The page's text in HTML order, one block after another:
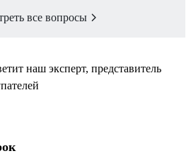
все вопросы
наш эксперт, представитель